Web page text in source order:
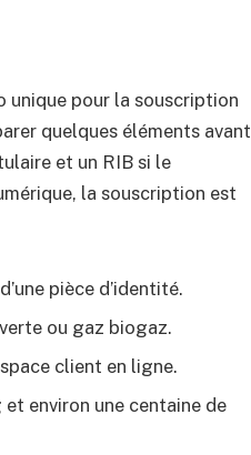
unique pour la souscription
quelques éléments avant
et un RIB si le
la souscription est
pièce d’identité.
ou gaz biogaz.
client en ligne.
environ une centaine de